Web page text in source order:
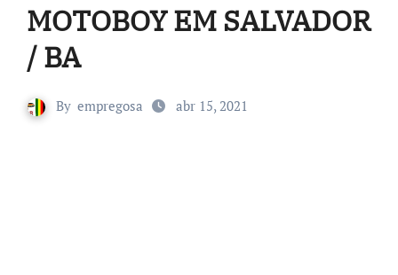
MOTOBOY EM SALVADOR
/ BA
By empregosa abr 15, 2021